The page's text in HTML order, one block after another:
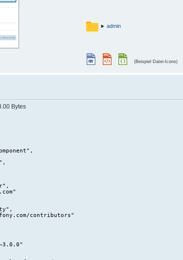
admin
(Beispiel Datei-Icons)
Bytes
contributors"